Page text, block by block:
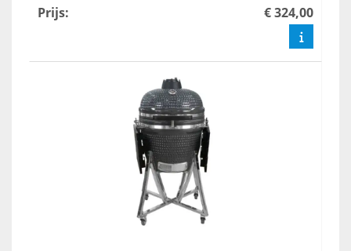
Prijs: € 324,00